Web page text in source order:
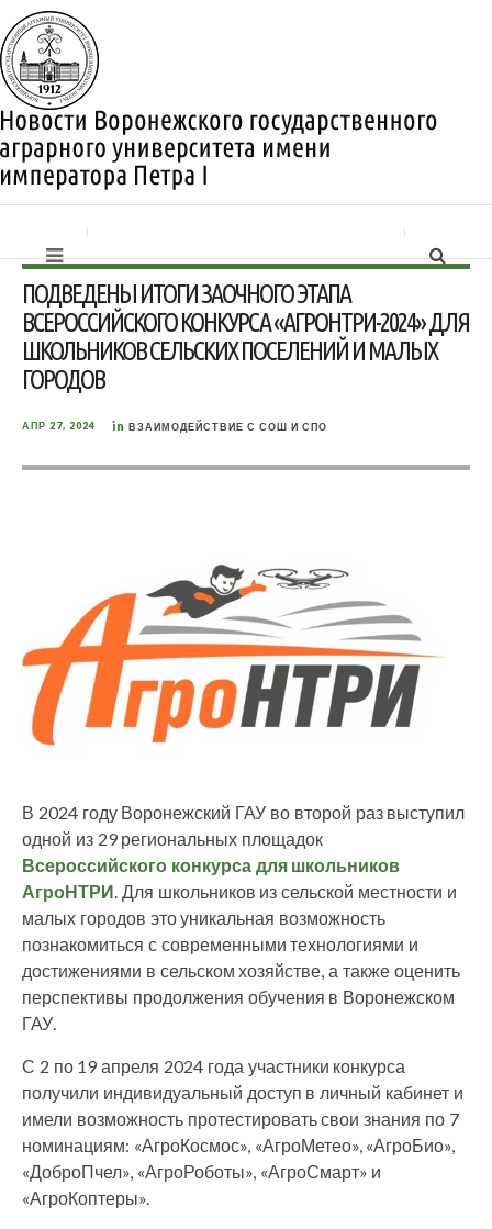
ПОДВЕДЕНЫ ИТОГИ ЗАОЧНОГО ЭТАПА
ВСЕРОССИЙСКОГО КОНКУРСА «АГРОНТРИ-2024» ДЛЯ
ШКОЛЬНИКОВ СЕЛЬСКИХ ПОСЕЛЕНИЙ И МАЛЫХ
ГОРОДОВ
АПР 27, 2024 in ВЗАИМОДЕЙСТВИЕ С СОШ И СПО
В 2024 году Воронежский ГАУ во второй раз выступил
одной из 29 региональных площадок
Всероссийского конкурса для школьников
АгроНТРИ. Для школьников из сельской местности и
малых городов это уникальная возможность
познакомиться с современными технологиями и
достижениями в сельском хозяйстве, а также оценить
перспективы продолжения обучения в Воронежском
ГАУ.
С 2 по 19 апреля 2024 года участники конкурса
получили индивидуальный доступ в личный кабинет и
имели возможность протестировать свои знания по 7
номинациям: «АгроКосмос», «АгроМетео», «АгроБио»,
«ДоброПчел», «АгроРоботы», «АгроСмарт» и
«АгроКоптеры».